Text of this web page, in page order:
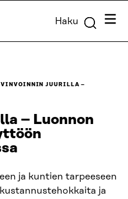
Haku
JUURILLA –
– Luonnon
ja kuntien tarpeeseen
ja